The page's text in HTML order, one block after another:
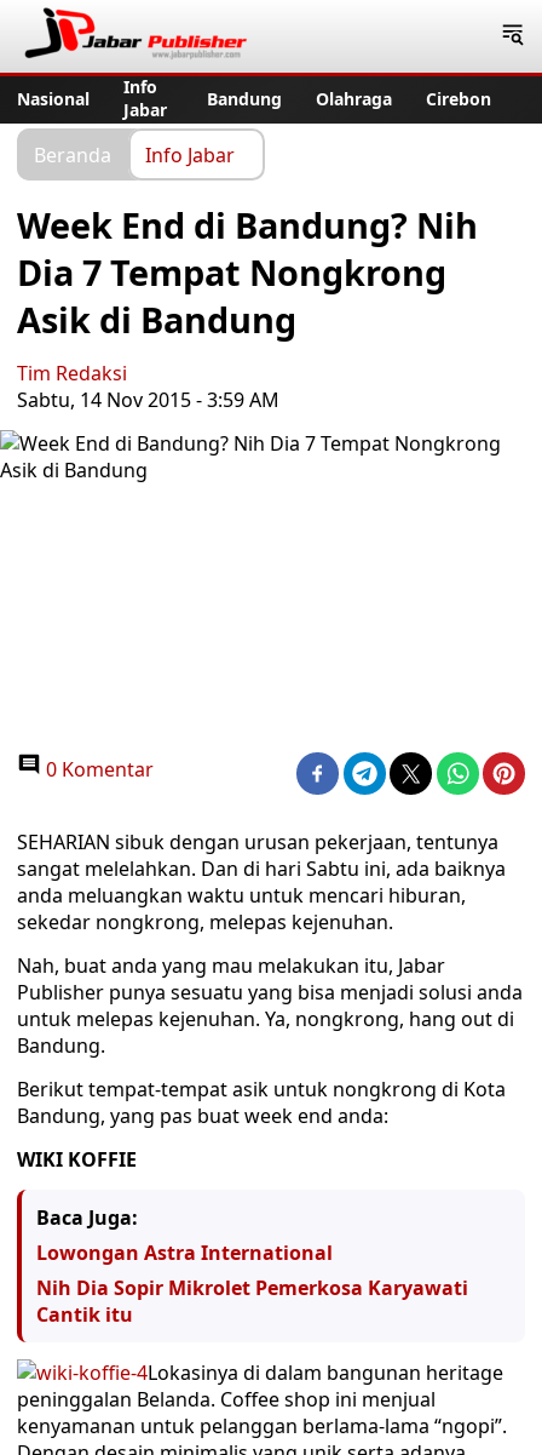
Nasional
Info
Jabar
Bandung Olahraga Cirebon
Beranda Info Jabar
Week End di Bandung? Nih
Dia 7 Tempat Nongkrong
Asik di Bandung
Tim Redaksi
Sabtu, 14 Nov 2015 - 3:59 AM
0 Komentar
SEHARIAN sibuk dengan urusan pekerjaan, tentunya
sangat melelahkan. Dan di hari Sabtu ini, ada baiknya
anda meluangkan waktu untuk mencari hiburan,
sekedar nongkrong, melepas kejenuhan.
Nah, buat anda yang mau melakukan itu, Jabar
Publisher punya sesuatu yang bisa menjadi solusi anda
untuk melepas kejenuhan. Ya, nongkrong, hang out di
Bandung.
Berikut tempat-tempat asik untuk nongkrong di Kota
Bandung, yang pas buat week end anda:
WIKI KOFFIE
Baca Juga:
Lowongan Astra International
Nih Dia Sopir Mikrolet Pemerkosa Karyawati
Cantik itu
Lokasinya di dalam bangunan heritage
peninggalan Belanda. Coffee shop ini menjual
kenyamanan untuk pelanggan berlama-lama “ngopi”.